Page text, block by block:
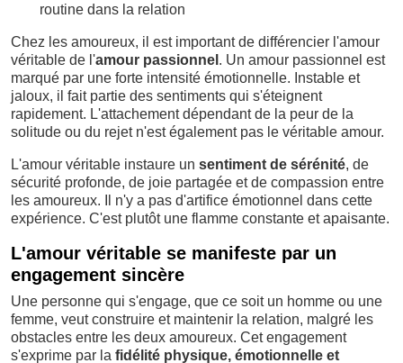
routine dans la relation
Chez les amoureux, il est important de différencier l'amour
véritable de l'amour passionnel . Un amour passionnel est
marqué par une forte intensité émotionnelle. Instable et
jaloux, il fait partie des sentiments qui s'éteignent
rapidement. L'attachement dépendant de la peur de la
solitude ou du rejet n'est également pas le véritable amour.
L'amour véritable instaure un sentiment de sérénité, de
sécurité profonde, de joie partagée et de compassion entre
les amoureux. Il n'y a pas d'artifice émotionnel dans cette
expérience. C'est plutôt une flamme constante et apaisante.
L'amour véritable se manifeste par un
engagement sincère
Une personne qui s'engage, que ce soit un homme ou une
femme, veut construire et maintenir la relation, malgré les
obstacles entre les deux amoureux. Cet engagement
s'exprime par la fidélité physique, émotionnelle et